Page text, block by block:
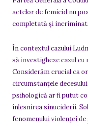
actelor de femicid nu
completată și
În contextul cazului
să investigheze cazul
Considerăm crucial ca
circumstanțele
psihologică ar fi putut
înlesnirea sinuciderii.
fenomenului violenței de